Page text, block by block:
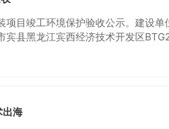
体行业从排产-生产罐装-生产入库-
全生命周期管控·移动端全场景数
目竣工环境保护验收公示。建设单
宾县黑龙江宾西经济技术开发区
，年充装氧气15万瓶、氩气4.5万瓶
出海